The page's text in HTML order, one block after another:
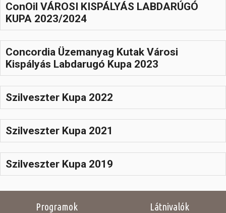
ConOil VÁROSI KISPÁLYÁS LABDARÚGÓ
KUPA 2023/2024
Concordia Üzemanyag Kutak Városi
Kispályás Labdarugó Kupa 2023
Szilveszter Kupa 2022
Szilveszter Kupa 2021
Szilveszter Kupa 2019
Programok Látnivalók